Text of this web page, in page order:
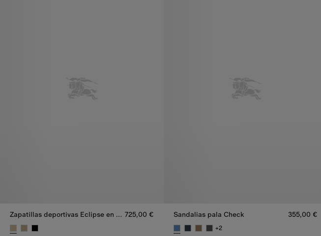
Zapatillas deportivas Eclipse en nailon, ante y piel 725,00 € Sandalias pala Check 355,00 €
+2